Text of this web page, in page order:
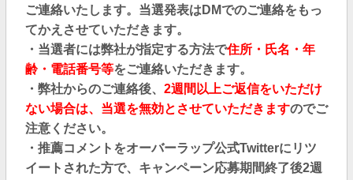
ご連絡いたします。当選発表はDMでのご連絡をもっ
てかえさせていただきます。
・当選者には弊社が指定する方法で住所・氏名・年
齢・電話番号等をご連絡いただきます。
・弊社からのご連絡後、 2週間以上ご返信をいただけ
ない場合は、当選を無効とさせていただきますのでご
注意ください。
・推薦コメントをオーバーラップ公式Twitterにリツ
イートされた方で、キャンペーン応募期間終了後2週